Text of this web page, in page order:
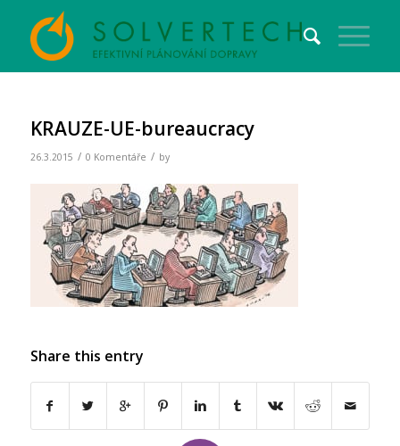
KRAUZE-UE-bureaucracy
26.3.2015 / 0 Komentáře / by
Share this entry